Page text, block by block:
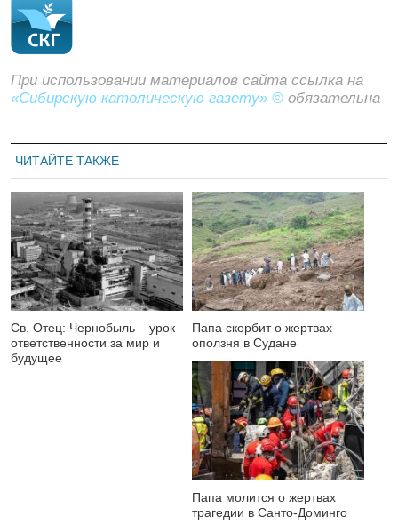
При использовании материалов сайта ссылка на
«Сибирскую католическую газету» © обязательна
ЧИТАЙТЕ ТАКЖЕ
Св. Отец: Чернобыль – урок
ответственности за мир и
будущее
Папа скорбит о жертвах
оползня в Судане
Папа молится о жертвах
трагедии в Санто-Доминго